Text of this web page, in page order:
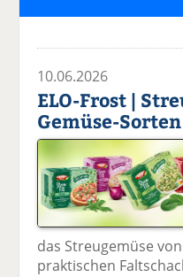
10.06.2026
ELO-Frost |
Gemüse-Sorten
das Streugemüse
praktischen